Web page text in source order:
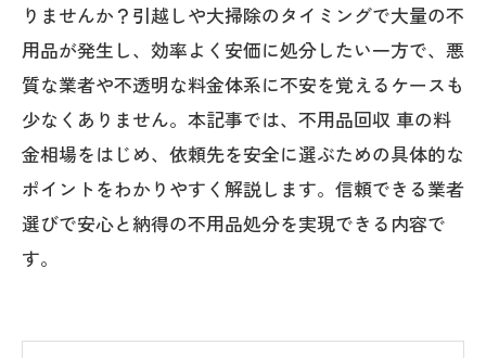
りませんか？引越しや大掃除のタイミングで大量の不
用品が発生し、効率よく安価に処分したい一方で、悪
質な業者や不透明な料金体系に不安を覚えるケースも
少なくありません。本記事では、不用品回収 車の料
金相場をはじめ、依頼先を安全に選ぶための具体的な
ポイントをわかりやすく解説します。信頼できる業者
選びで安心と納得の不用品処分を実現できる内容で
す。